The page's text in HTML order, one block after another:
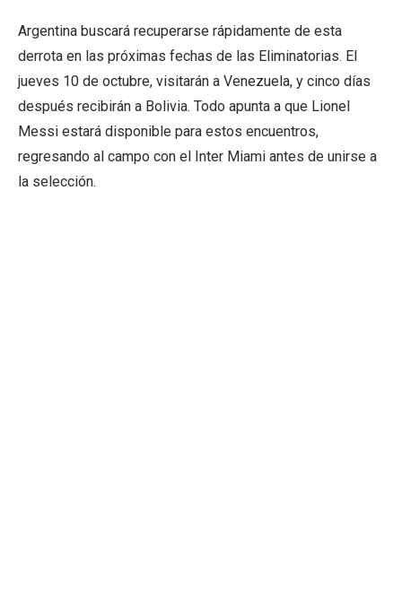
Argentina buscará recuperarse rápidamente de esta
derrota en las próximas fechas de las Eliminatorias. El
jueves 10 de octubre, visitarán a Venezuela, y cinco días
después recibirán a Bolivia. Todo apunta a que Lionel
Messi estará disponible para estos encuentros,
regresando al campo con el Inter Miami antes de unirse a
la selección.